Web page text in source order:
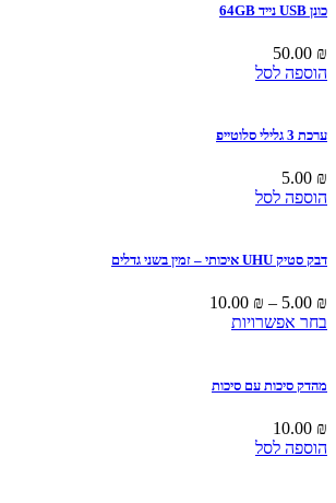
כונן USB נייד 64GB
50.00 ₪
הוספה לסל
ערכת 3 גלילי סלוטייפ
5.00 ₪
הוספה לסל
דבק סטיק UHU איכותי – זמין בשני גדלים
5.00 ₪
–
10.00 ₪
בחר אפשרויותלמוצר
מספר
מהדק סיכות עם סיכות
10.00 ₪
הוספה לסל